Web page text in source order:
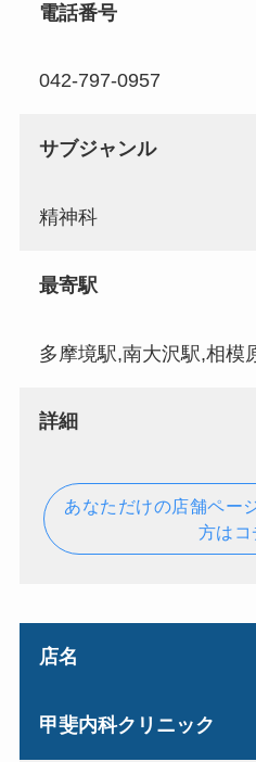
電話番号
042-797-0957
サブジャンル
精神科
最寄駅
多摩境駅,南大沢駅,相模
詳細
あなただけの店舗ペー
方はコ
店名
甲斐内科クリニック